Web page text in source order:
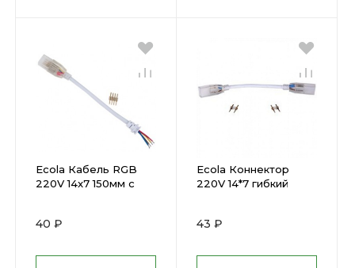
Ecola Кабель RGB
220V 14x7 150мм с
40 ₽
Ecola Коннектор
220V 14*7 гибкий
601171 )
43 ₽